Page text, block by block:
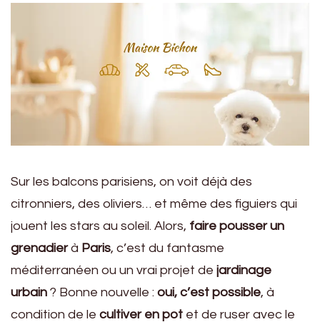
Sur les balcons parisiens, on voit déjà des
citronniers, des oliviers… et même des figuiers qui
jouent les stars au soleil. Alors, faire pousser un
grenadierà Paris, c’est du fantasme
méditerranéen ou un vrai projet de jardinage
urbain ? Bonne nouvelle : oui, c’est possible, à
condition de le cultiver en pot et de ruser avec le